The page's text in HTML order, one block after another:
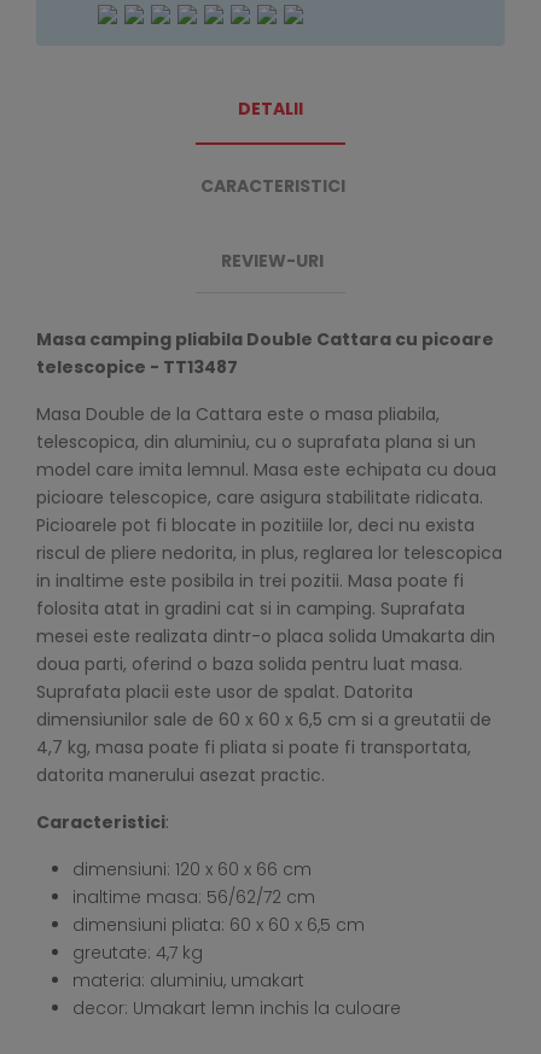
DETALII
CARACTERISTICI
REVIEW-URI
Masa camping pliabila Double Cattara cu picoare
telescopice - TT13487
Masa Double de la Cattara este o masa pliabila,
telescopica, din aluminiu, cu o suprafata plana si un
model care imita lemnul. Masa este echipata cu doua
picioare telescopice, care asigura stabilitate ridicata.
Picioarele pot fi blocate in pozitiile lor, deci nu exista
riscul de pliere nedorita, in plus, reglarea lor telescopica
in inaltime este posibila in trei pozitii. Masa poate fi
folosita atat in gradini cat si in camping. Suprafata
mesei este realizata dintr-o placa solida Umakarta din
doua parti, oferind o baza solida pentru luat masa.
Suprafata placii este usor de spalat. Datorita
dimensiunilor sale de 60 x 60 x 6,5 cm si a greutatii de
4,7 kg, masa poate fi pliata si poate fi transportata,
datorita manerului asezat practic.
Caracteristici:
dimensiuni: 120 x 60 x 66 cm
inaltime masa: 56/62/72 cm
dimensiuni pliata: 60 x 60 x 6,5 cm
greutate: 4,7 kg
materia: aluminiu, umakart
decor: Umakart lemn inchis la culoare